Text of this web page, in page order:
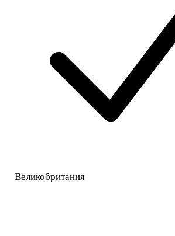
Великобритания